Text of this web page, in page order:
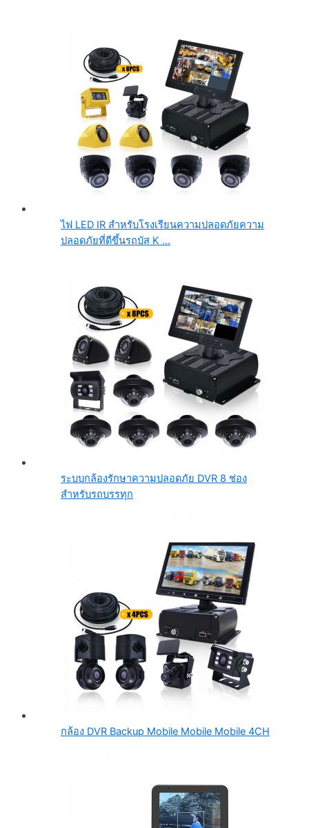
ไฟ LED IR สำหรับโรงเรียนความปลอดภัยความ
ปลอดภัยที่ดีขึ้นรถบัส K ...
ระบบกล้องรักษาความปลอดภัย DVR 8 ช่อง
สำหรับรถบรรทุก
กล้อง DVR Backup Mobile Mobile Mobile 4CH